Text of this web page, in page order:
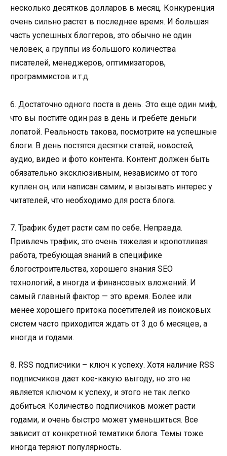
несколько десятков долларов в месяц. Конкуренция
очень сильно растет в последнее время. И большая
часть успешных блоггеров, это обычно не один
человек, а группы из большого количества
писателей, менеджеров, оптимизаторов,
программистов и.т.д.
6. Достаточно одного поста в день. Это еще один миф,
что вы постите один раз в день и гребете деньги
лопатой. Реальность такова, посмотрите на успешные
блоги. В день постятся десятки статей, новостей,
аудио, видео и фото контента. Контент должен быть
обязательно эксклюзивным, независимо от того
куплен он, или написан самим, и вызывать интерес у
читателей, что необходимо для роста блога.
7. Трафик будет расти сам по себе. Неправда.
Привлечь трафик, это очень тяжелая и кропотливая
работа, требующая знаний в специфике
блогостроительства, хорошего знания SEO
технологий, а иногда и финансовых вложений. И
самый главный фактор — это время. Более или
менее хорошего притока посетителей из поисковых
систем часто приходится ждать от 3 до 6 месяцев, а
иногда и годами.
8. RSS подписчики – ключ к успеху. Хотя наличие RSS
подписчиков дает кое-какую выгоду, но это не
является ключом к успеху, и этого не так легко
добиться. Количество подписчиков может расти
годами, и очень быстро может уменьшиться. Все
зависит от конкретной тематики блога. Темы тоже
иногда теряют популярность.